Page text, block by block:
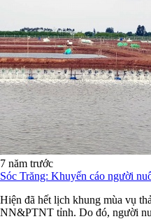
7 năm trước
Sóc Trăng: Khuyến cáo người
Hiện đã hết lịch khung mùa vụ
NN&PTNT tỉnh. Do đó, người